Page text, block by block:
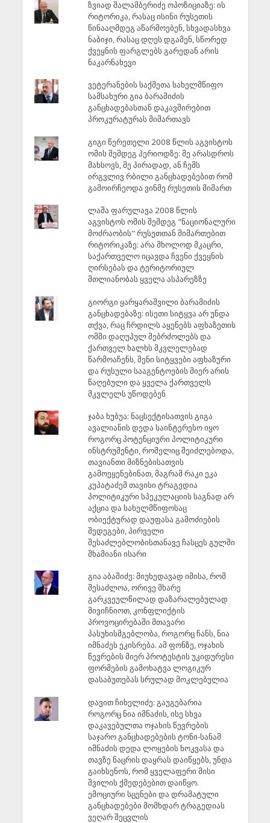
ზვიად შალამბერიძე ოპოზიციაზე: ის
რიტორიკა, რასაც ისინი რუსეთის
წინააღმდეგ აწარმოებენ, სხვადასხვა
ნაბიჯი, რასაც დღეს დგამენ, სწორედ
ქვეყნის ფარგლებს გარედან არის
ნაკარნახევი
ვეტერანების საქმეთა სახელმწიფო
სამსახური გია ბარამიძის
განცხადებასთან დაკავშირებით
პროკურატურას მიმართავს
გიგი წერეთელი 2008 წლის აგვისტოს
ომის შემდეგ პერიოდზე: მე არასდროს
მახსოვს, მე პირადად, ან ჩემს
ირგვლივ რბილი განცხადებებით რომ
გამოირჩეოდა ვინმე რუსეთის მიმართ
ლაშა ფარულავა 2008 წლის
აგვისტოს ომის შემდეგ "ნაციონალური
მოძრაობის" რუსეთთან მიმართებით
რიტორიკაზე: არა მხოლოდ მკაცრი,
საქართველო იცავდა ჩვენი ქვეყნის
ღირსებას და ტერიტორიულ
მთლიანობას ყველა ასპარეზზე
გიორგი ყარყარაშვილი ბარამიძის
განცხადებაზე: ისეთი სიტყვა არ უნდა
თქვა, რაც ჩრდილს აყენებს აფხაზეთის
ომში დაღუპულ მებრძოლებს და
ქართველ ხალხს მკვლელებად
წარმოაჩენს, შენი სიტყვები აფხაზური
და რუსული სააგენტოების მიერ არის
წაღებული და ყველა ქართველს
მკვლელს უწოდებენ
ჯაბა ხუბუა: ნაცსექტისათვის გიგა
ავალიანის დედა საინტერესო იყო
როგორც პოტენციური პოლიტიკური
ინსტრუმენტი, რომელიც შეიძლებოდა,
თავიანთი მიზნებისათვის
გამოეყენებინათ, მაგრამ რაკი ეკა
კუპატაძემ თავისი ტრაგედია
პოლიტიკური სპეკულაციის საგნად არ
აქცია და სახელმწიფოსაც
ობიექტურად დაუფასა გამოძიების
შედეგები, პირველი
შესაძლებლობისთანავე ჩასცეს გულში
შხამიანი ისარი
გია აბაშიძე: მიუხედავად იმისა, რომ
შესაძლოა, ორივე მხარე
გარკვეულწილად დაზარალებულად
მივიჩნიოთ, კონფლიქტის
პროვოცირებაში მთავარი
პასუხისმგებლობა, როგორც ჩანს, ნია
იმნაძეს ეკისრება. ამ ფონზე, ოჯახის
წევრების მიერ პროტესტის უკიდურესი
ფორმების გამოხატვა ლოგიკურ
დასაბუთებას სრულად მოკლებულია
დავით ჩიხელიძე: გაუგებარია
როგორც ნია იმნაძის, ისე სხვა
დაკავებულთა ოჯახის წევრების
საჯარო განცხადებების ტონი-სანამ
იმნაძის დედა ლოყების ხოკვასა და
თავზე ნაცრის დაყრას დაიწყებს, უნდა
გაიხსენოს, რომ ყველაფერი მისი
შვილის ქმედებებით დაიწყო.
ემოციური სცენები და დრამატული
განცხადებები მომხდარ ტრაგედიას
ვეღარ შეცვლის